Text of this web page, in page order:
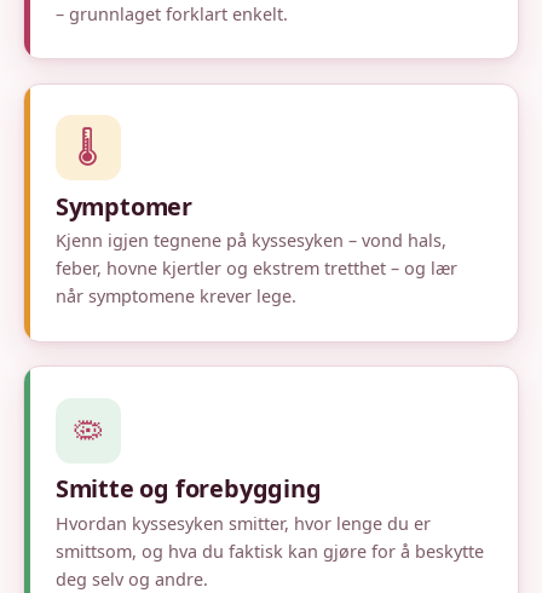
– grunnlaget forklart enkelt.
🌡️
Symptomer
Kjenn igjen tegnene på kyssesyken – vond hals,
feber, hovne kjertler og ekstrem tretthet – og lær
når symptomene krever lege.
🦠
Smitte og forebygging
Hvordan kyssesyken smitter, hvor lenge du er
smittsom, og hva du faktisk kan gjøre for å beskytte
deg selv og andre.